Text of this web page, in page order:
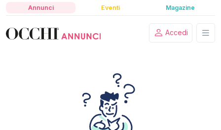
Annunci Eventi Magazine
Accedi